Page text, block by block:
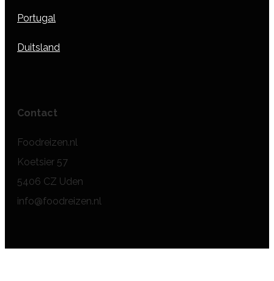
Portugal
Duitsland
Contact
Foodreizen.nl
Koetsier 57
5406 CZ Uden
info@foodreizen.nl